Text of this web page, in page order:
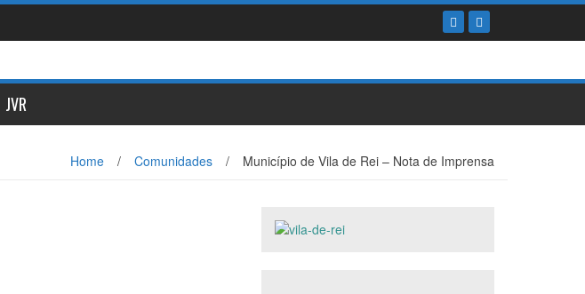
JVR
Home / Comunidades / Município de Vila de Rei – Nota de Imprensa